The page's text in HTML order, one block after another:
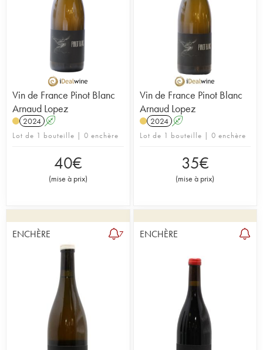
Vin de France Pinot Blanc
Arnaud Lopez
2024 A
Lot de 1 bouteille | 0 enchère
40€
(mise à prix)
Vin de France Pinot Blanc
Arnaud Lopez
2024 A
Lot de 1 bouteille | 0 enchère
35€
(mise à prix)
ENCHÈRE 7 ENCHÈRE